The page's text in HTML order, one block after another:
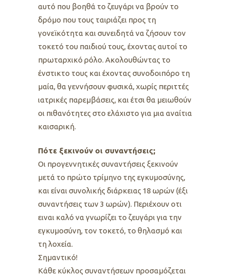
αυτό που βοηθά το ζευγάρι να βρούν το
δρόμο που τους ταιριάζει προς τη
γονεϊκότητα και συνειδητά να ζήσουν τον
τοκετό του παιδιού τους, έχοντας αυτοί το
πρωταρχικό ρόλο. Ακολουθώντας το
ένστικτο τους και έχοντας συνοδοιπόρο τη
μαία, θα γεννήσουν φυσικά, χωρίς περιττές
ιατρικές παρεμβάσεις, και έτσι θα μειωθούν
οι πιθανότητες στο ελάχιστο για μια αναίτια
καισαρική.
Πότε ξεκινούν οι συναντήσεις;
Οι προγεννητικές συναντήσεις ξεκινούν
μετά το πρώτο τρίμηνο της εγκυμοσύνης,
και είναι συνολικής διάρκειας 18 ωρών (έξι
συναντήσεις των 3 ωρών). Περιέχουν οτι
ειναι καλό να γνωρίζει το ζευγάρι για την
εγκυμοσύνη, τον τοκετό, το θηλασμό και
τη λοχεία.
Σημαντικό!
Κάθε κύκλος συναντήσεων προσαμόζεται